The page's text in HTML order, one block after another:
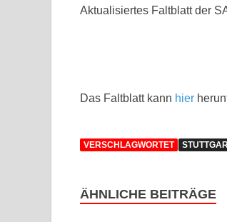
Aktualisiertes Faltblatt der
Das Faltblatt kann hier
VERSCHLAGWORTET
ÄHNLICHE BEITRÄGE